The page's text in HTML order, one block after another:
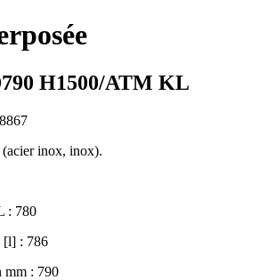
H1500/ATM KL
inox, inox).
: 780
[l] : 786
mm : 790